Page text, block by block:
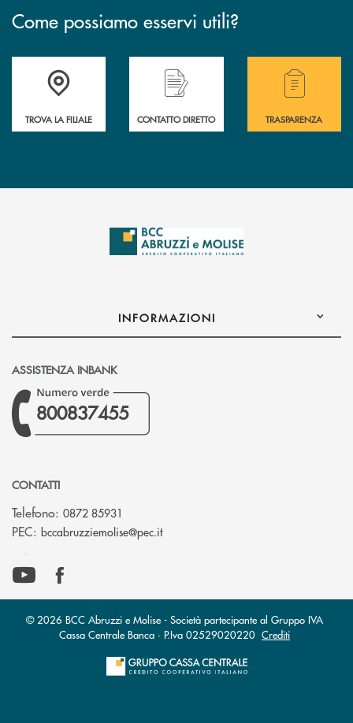
Come possiamo esservi utili?
Accedi all' elenco completo delle filiali .
TROVA LA FILIALE CONTATTO DIRETTO
Hai bisogno di
TRASPARENZA
INFORMAZIONI
ASSISTENZA INBANK
800837455
CONTATTI
Telefono: 0872 85931
PEC: bccabruzziemolise@pec.it(si apre l’app di posta elettronica)
© 2026 BCC Abruzzi e Molise - Società partecipante al Gruppo IVA
Cassa Centrale Banca · P.Iva 02529020220 Crediti